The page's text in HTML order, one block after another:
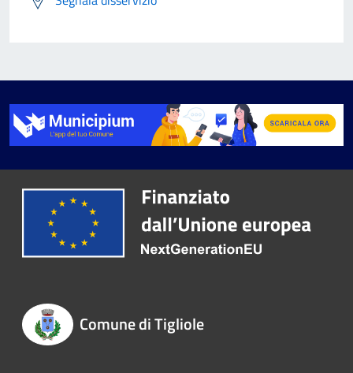
Comune di Tigliole